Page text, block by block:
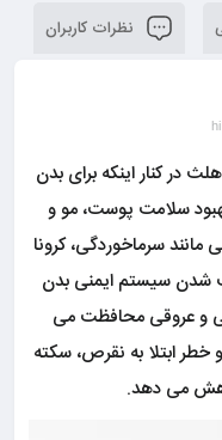
نظرات کاربران
کنار اینکه برای بدن
سلامت پوست، مو و
سرماخوردگی، کرونا
شدن سیستم ایمنی بدن
و عروقی محافظت می
ابتلا به نقرص، سکته
می دهد.